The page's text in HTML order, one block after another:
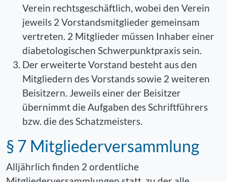
Verein rechtsgeschäftlich, wobei den Verein
jeweils 2 Vorstandsmitglieder gemeinsam
vertreten. 2 Mitglieder müssen Inhaber einer
diabetologischen Schwerpunktpraxis sein.
Der erweiterte Vorstand besteht aus den
Mitgliedern des Vorstands sowie 2 weiteren
Beisitzern. Jeweils einer der Beisitzer
übernimmt die Aufgaben des Schriftführers
bzw. die des Schatzmeisters.
§ 7 Mitgliederversammlung
Alljährlich finden 2 ordentliche